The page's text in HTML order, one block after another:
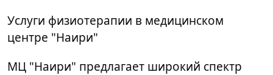
Услуги физиотерапии в медицинском
центре "Наири"
МЦ "Наири" предлагает широкий спектр